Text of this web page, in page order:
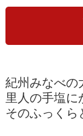
紀州みなべの
里人の手塩に
そのふっくら